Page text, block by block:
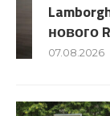
нового
07.08.2026